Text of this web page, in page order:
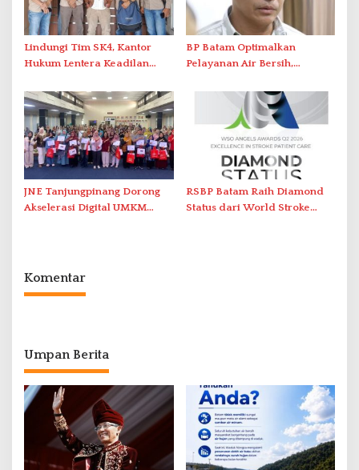
Lindungi Tim SK4, Kantor
Hukum Lentera Keadilan
Perlawanan ke Petugas di
Bukik Batarah
BP Batam Optimalkan
Pelayanan Air Bersih,
Gunakan Air Secara Bijak
JNE Tanjungpinang Dorong
Akselerasi Digital UMKM
RSBP Batam Raih Diamond
Status dari World Stroke
Komentar
Umpan Berita